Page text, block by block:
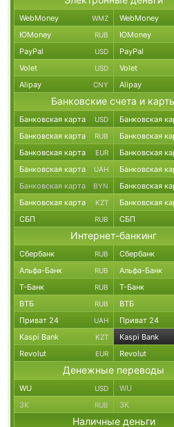
WebMoney WMZ WebMoney
ЮMoney RUB ЮMoney
PayPal USD PayPal
Volet USD Volet
Alipay CNY Alipay
Банковские счета и
Банковская карта USD Банковская
Банковская карта RUB Банковская
Банковская карта EUR Банковская
Банковская карта UAH Банковская
Банковская карта BYN Банковская
Банковская карта KZT Банковская
СБП RUB СБП
Интернет-банкинг
Сбербанк RUB Сбербанк
Альфа-Банк RUB Альфа-Банк
Т-Банк RUB Т-Банк
ВТБ RUB ВТБ
Приват 24 UAH Приват 24
Kaspi Bank KZT Kaspi Bank
Revolut EUR Revolut
Денежные переводы
WU USD WU
ЗК RUB ЗК
Наличные деньги